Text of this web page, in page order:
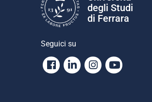
degli Studi
di Ferrara
Seguici su
Facebook
LinkedinInstagram
Youtube